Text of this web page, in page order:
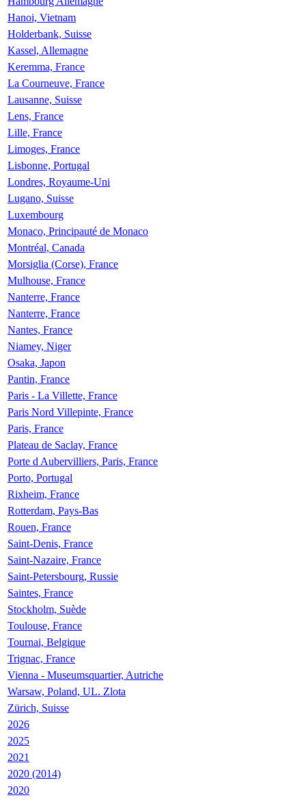
Hanoi, Vietnam
Holderbank, Suisse
Kassel, Allemagne
Keremma, France
La Courneuve, France
Lausanne, Suisse
Lens, France
Lille, France
Limoges, France
Lisbonne, Portugal
Londres, Royaume-Uni
Lugano, Suisse
Luxembourg
Monaco, Principauté de Monaco
Montréal, Canada
Morsiglia (Corse), France
Mulhouse, France
Nanterre, France
Nanterre, France
Nantes, France
Niamey, Niger
Osaka, Japon
Pantin, France
Paris - La Villette, France
Paris Nord Villepinte, France
Paris, France
Plateau de Saclay, France
Porte d Aubervilliers, Paris, France
Porto, Portugal
Rixheim, France
Rotterdam, Pays-Bas
Rouen, France
Saint-Denis, France
Saint-Nazaire, France
Saint-Petersbourg, Russie
Saintes, France
Stockholm, Suède
Toulouse, France
Tournai, Belgique
Trignac, France
Vienna - Museumsquartier, Autriche
Warsaw, Poland, UL. Zlota
Zürich, Suisse
2026
2025
2021
2020 (2014)
2020